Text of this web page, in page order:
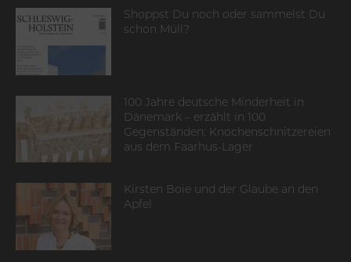
Shoppst Du noch oder sammelst Du
schon Müll?
100 Jahre deutsche Minderheit in
Dänemark – erzählt in 100
Gegenständen: Knochenschnitzereien
aus dem Faarhus-Lager
Kirsten Boie und der Glaube an den
Apfel